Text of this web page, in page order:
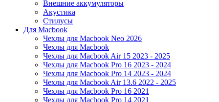
Внешние аккумуляторы
Акустика
Стилусы
Для Macbook
Чехлы для Macbook Neo 2026
Чехлы для Macbook
Чехлы для Macbook Air 15 2023 - 2025
Чехлы для Macbook Pro 16 2023 - 2024
Чехлы для Macbook Pro 14 2023 - 2024
Чехлы для Macbook Air 13.6 2022 - 2025
Чехлы для Macbook Pro 16 2021
Чехлы для Macbook Pro 14 2021